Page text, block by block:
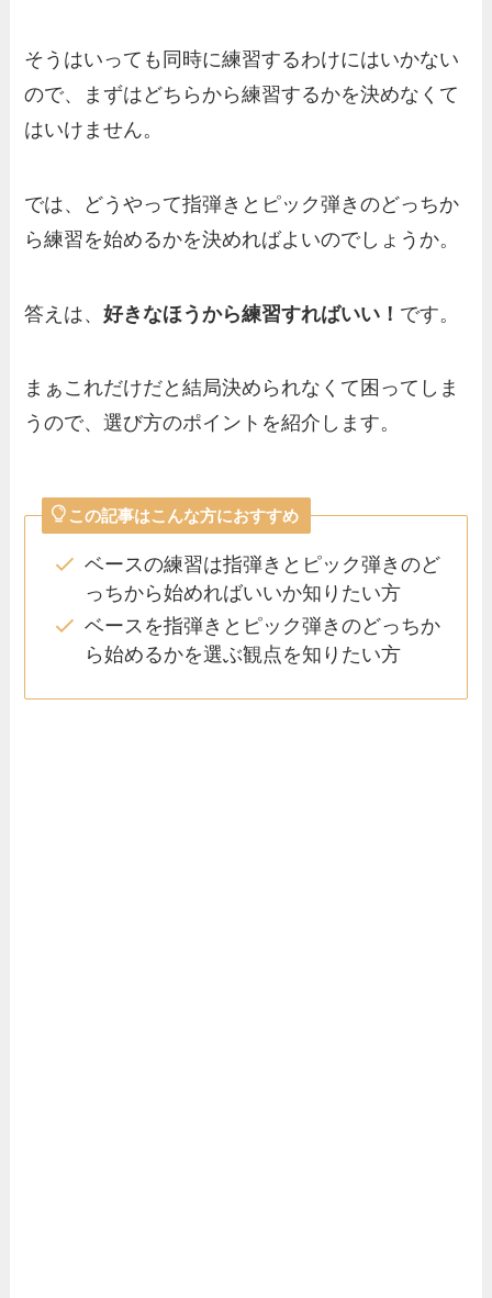
そうはいっても同時に練習するわけにはいかない
ので、まずはどちらから練習するかを決めなくて
はいけません。
では、どうやって指弾きとピック弾きのどっちか
ら練習を始めるかを決めればよいのでしょうか。
答えは、好きなほうから練習すればいい！ です。
まぁこれだけだと結局決められなくて困ってしま
うので、選び方のポイントを紹介します。
この記事はこんな方におすすめ
ベースの練習は指弾きとピック弾きのど
っちから始めればいいか知りたい方
ベースを指弾きとピック弾きのどっちか
ら始めるかを選ぶ観点を知りたい方